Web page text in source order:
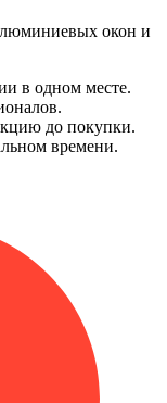
окон и
в одном месте.
до покупки.
времени.